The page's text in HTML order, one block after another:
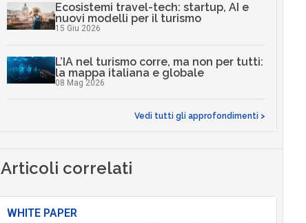
Ecosistemi travel-tech: startup, AI e
nuovi modelli per il turismo
15 Giu 2026
L’IA nel turismo corre, ma non per tutti:
la mappa italiana e globale
08 Mag 2026
Vedi tutti gli approfondimenti >
Articoli correlati
WHITE PAPER